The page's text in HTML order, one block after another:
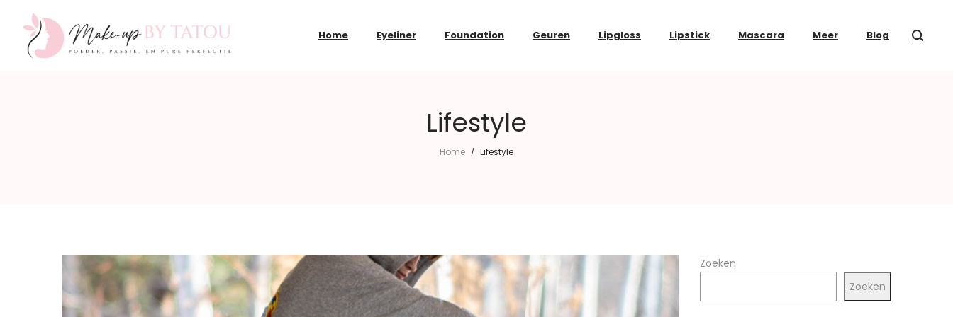
Home Eyeliner Foundation Geuren Lipgloss Lipstick Mascara Meer Blog
Lifestyle
Home / Lifestyle
Zoeken
Zoeken